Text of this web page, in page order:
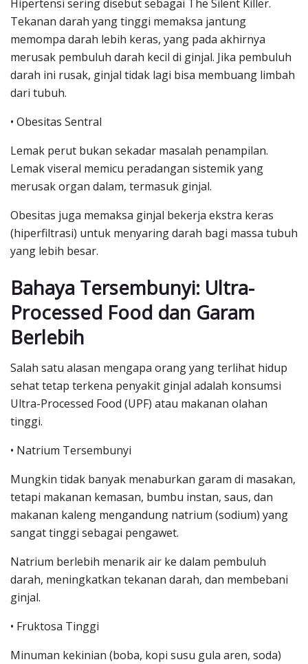
Hipertensi sering disebut sebagai The Silent Killer.
Tekanan darah yang tinggi memaksa jantung
memompa darah lebih keras, yang pada akhirnya
merusak pembuluh darah kecil di ginjal. Jika pembuluh
darah ini rusak, ginjal tidak lagi bisa membuang limbah
dari tubuh.
• Obesitas Sentral
Lemak perut bukan sekadar masalah penampilan.
Lemak viseral memicu peradangan sistemik yang
merusak organ dalam, termasuk ginjal.
Obesitas juga memaksa ginjal bekerja ekstra keras
(hiperfiltrasi) untuk menyaring darah bagi massa tubuh
yang lebih besar.
Bahaya Tersembunyi: Ultra-
Processed Food dan Garam
Berlebih
Salah satu alasan mengapa orang yang terlihat hidup
sehat tetap terkena penyakit ginjal adalah konsumsi
Ultra-Processed Food (UPF) atau makanan olahan
tinggi.
• Natrium Tersembunyi
Mungkin tidak banyak menaburkan garam di masakan,
tetapi makanan kemasan, bumbu instan, saus, dan
makanan kaleng mengandung natrium (sodium) yang
sangat tinggi sebagai pengawet.
Natrium berlebih menarik air ke dalam pembuluh
darah, meningkatkan tekanan darah, dan membebani
ginjal.
• Fruktosa Tinggi
Minuman kekinian (boba, kopi susu gula aren, soda)